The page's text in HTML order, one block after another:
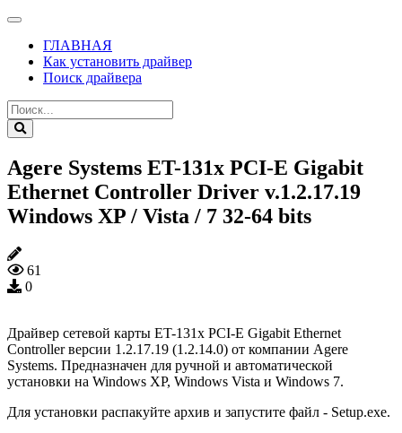
ГЛАВНАЯ
Как установить драйвер
Поиск драйвера
Agere Systems ET-131x PCI-E Gigabit
Ethernet Controller Driver v.1.2.17.19
Windows XP / Vista / 7 32-64 bits
61
0
Драйвер сетевой карты ET-131x PCI-E Gigabit Ethernet
Controller версии 1.2.17.19 (1.2.14.0) от компании Agere
Systems. Предназначен для ручной и автоматической
установки на Windows XP, Windows Vista и Windows 7.
Для установки распакуйте архив и запустите файл - Setup.exe.